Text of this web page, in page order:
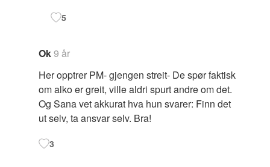
5
Ok9 år
Her opptrer PM- gjengen streit- De spør faktisk
om alko er greit, ville aldri spurt andre om det.
Og Sana vet akkurat hva hun svarer: Finn det
ut selv, ta ansvar selv. Bra!
3